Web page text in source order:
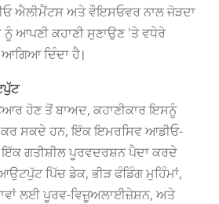
ਐਲੀਮੈਂਟਸ ਅਤੇ ਵੌਇਸਓਵਰ ਨਾਲ ਜੋੜਦਾ
ਆਪਣੀ ਕਹਾਣੀ ਸੁਣਾਉਣ 'ਤੇ ਵਧੇਰੇ
ਦਿੰਦਾ ਹੈ।
ਹੋਣ ਤੋਂ ਬਾਅਦ, ਕਹਾਣੀਕਾਰ ਇਸਨੂੰ
ਕਰ ਸਕਦੇ ਹਨ, ਇੱਕ ਇਮਰਸਿਵ ਆਡੀਓ-
ਗਤੀਸ਼ੀਲ ਪੂਰਵਦਰਸ਼ਨ ਪੈਦਾ ਕਰਦੇ
ਪਿੱਚ ਡੇਕ, ਭੀੜ ਫੰਡਿੰਗ ਮੁਹਿੰਮਾਂ,
ਲਈ ਪੂਰਵ-ਵਿਜ਼ੂਅਲਾਈਜ਼ੇਸ਼ਨ, ਅਤੇ